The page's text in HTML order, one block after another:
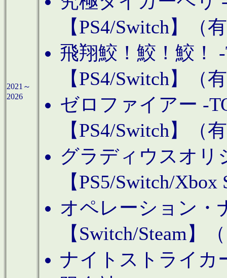
2021～
2026
【PS4/Switch】（
飛翔鮫！鮫！鮫！
【PS4/Switch】（
ゼロファイアー -
【PS4/Switch】（
グラディウスオリ
【PS5/Switch/
オペレーション・
【Switch/Steam】
ナイトストライカ